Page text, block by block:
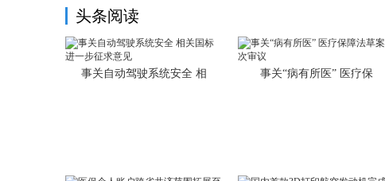
头条阅读
事关自动驾驶系统安全 相 事关“病有所医” 医疗保